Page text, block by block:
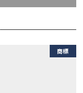
商標